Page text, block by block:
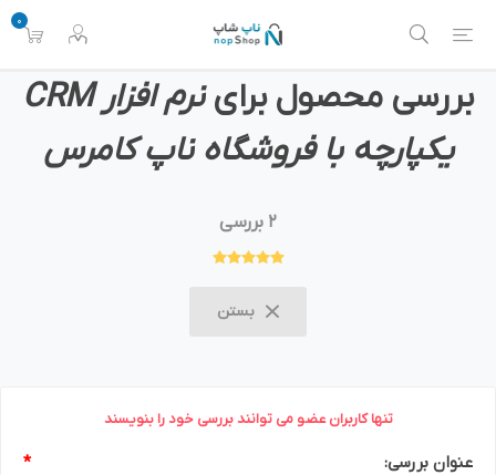
0
بررسی محصول برای
نرم افزار CRM
یکپارچه با فروشگاه ناپ کامرس
2 بررسی
بستن
تنها کاربران عضو می توانند بررسی خود را بنویسند
عنوان بررسی: *